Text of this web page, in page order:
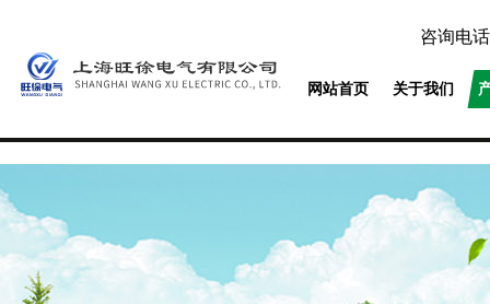
咨询电
网站首页 关于我们